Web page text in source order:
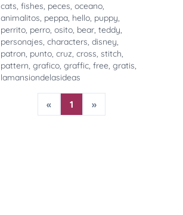
cats,fishes, peces,oceano,
animalitos, peppa, hello, puppy,
perrito, perro,osito, bear,teddy,
personajes,characters,disney,
patron, punto,cruz,cross,stitch,
pattern,grafico,graffic,free,gratis,
lamansiondelasideas
« 1 »